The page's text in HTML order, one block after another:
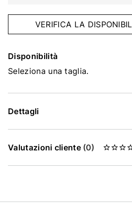
VERIFICA LA
Disponibilità
Seleziona una taglia.
Dettagli
Valutazioni cliente (0)